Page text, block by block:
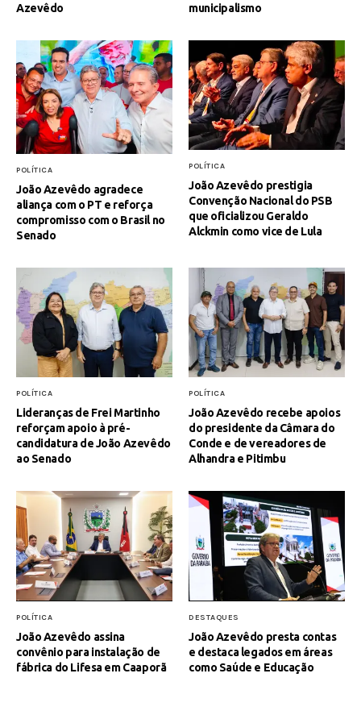
Azevêdo
municipalismo
POLÍTICA
João Azevêdo agradece
aliança com o PT e reforça
compromisso com o Brasil no
Senado
POLÍTICA
João Azevêdo prestigia
Convenção Nacional do PSB
que oficializou Geraldo
Alckmin como vice de Lula
POLÍTICA
Lideranças de Frei Martinho
reforçam apoio à pré-
candidatura de João Azevêdo
ao Senado
POLÍTICA
João Azevêdo recebe apoios
do presidente da Câmara do
Conde e de vereadores de
Alhandra e Pitimbu
POLÍTICA
João Azevêdo assina
convênio para instalação de
fábrica do Lifesa em Caaporã
DESTAQUES
João Azevêdo presta contas
e destaca legados em áreas
como Saúde e Educação